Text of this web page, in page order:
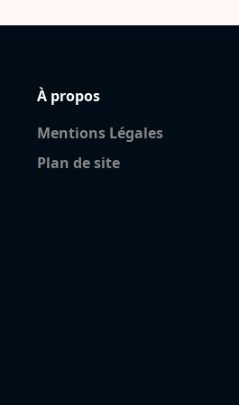
À propos
Mentions Légales
Plan de site